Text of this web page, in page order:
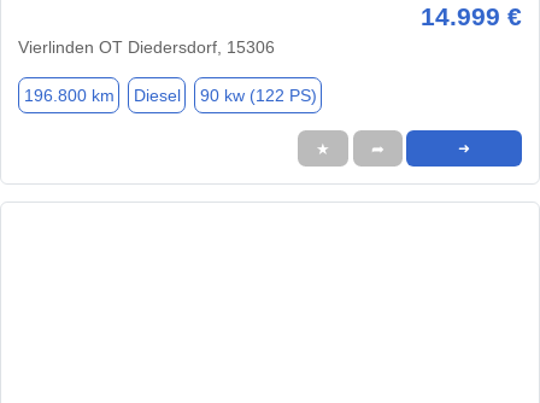
14.999 €
Vierlinden OT Diedersdorf, 15306
196.800 km Diesel 90 kw (122 PS)
★ ➦ ➜